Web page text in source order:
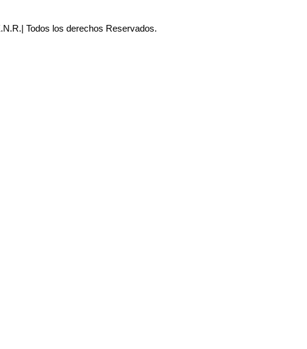
Todos los derechos Reservados.